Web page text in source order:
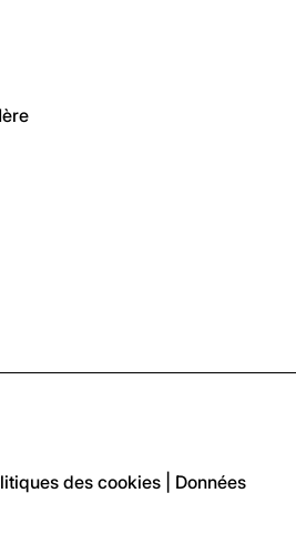
des cookies
Données